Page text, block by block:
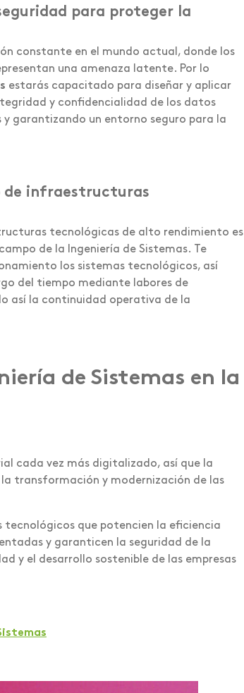
para proteger la
constante en el mundo actual, donde los
una amenaza latente. Por lo
estarás capacitado para diseñar y aplicar
y confidencialidad de los datos
y garantizando un entorno seguro para la
de infraestructuras
tecnológicas de alto rendimiento es
de la Ingeniería de Sistemas. Te
los sistemas tecnológicos, así
del tiempo mediante labores de
así la continuidad operativa de la
de Sistemas en la
cada vez más digitalizado, así que la
transformación y modernización de las
tecnológicos que potencien la eficiencia
y garanticen la seguridad de la
y el desarrollo sostenible de las empresas